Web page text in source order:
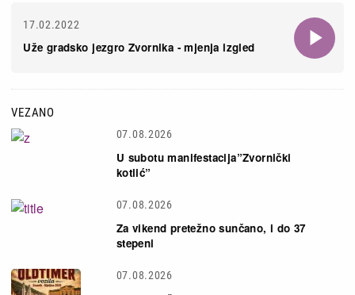
17.02.2022
Uže gradsko jezgro Zvornika - mjenja izgled
VEZANO
07.08.2026
U subotu manifestacija”Zvornički
kotlić”
07.08.2026
Za vikend pretežno sunčano, i do 37
stepeni
07.08.2026